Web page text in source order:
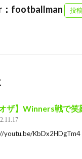
footballman 投
オザ】Winners戦で
youtu.be/KbDx2HDgTm4